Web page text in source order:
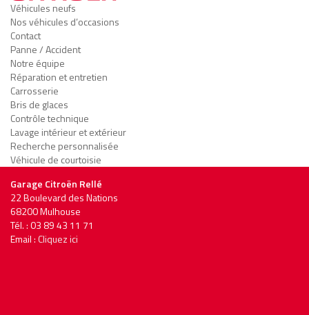
Véhicules neufs
Nos véhicules d’occasions
Contact
Panne / Accident
Notre équipe
Réparation et entretien
Carrosserie
Bris de glaces
Contrôle technique
Lavage intérieur et extérieur
Recherche personnalisée
Véhicule de courtoisie
Garage Citroën Rellé
22 Boulevard des Nations
68200 Mulhouse
Tél. : 03 89 43 11 71
Email :Cliquez ici